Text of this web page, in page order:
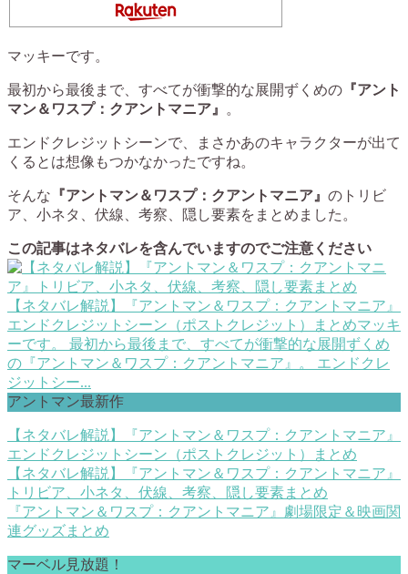
マッキーです。
最初から最後まで、すべてが衝撃的な展開ずくめの 『アント
マン＆ワスプ：クアントマニア』 。
エンドクレジットシーンで、まさかあのキャラクターが出て
くるとは想像もつかなかったですね。
そんな 『アントマン＆ワスプ：クアントマニア』 のトリビ
ア、小ネタ、伏線、考察、隠し要素をまとめました。
この記事はネタバレを含んでいますのでご注意ください
【ネタバレ解説】『アントマン＆ワスプ：クアントマニア』
エンドクレジットシーン（ポストクレジット）まとめマッキ
ーです。 最初から最後まで、すべてが衝撃的な展開ずくめ
の『アントマン＆ワスプ：クアントマニア』。 エンドクレ
ジットシー...
アントマン最新作
【ネタバレ解説】『アントマン＆ワスプ：クアントマニア』
エンドクレジットシーン（ポストクレジット）まとめ
【ネタバレ解説】『アントマン＆ワスプ：クアントマニア』
トリビア、小ネタ、伏線、考察、隠し要素まとめ
『アントマン＆ワスプ：クアントマニア』劇場限定＆映画関
連グッズまとめ
マーベル見放題！